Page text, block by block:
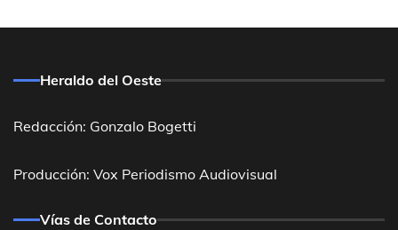
Heraldo del Oeste
Redacción: Gonzalo Bogetti
Producción: Vox Periodismo Audiovisual
Vías de Contacto